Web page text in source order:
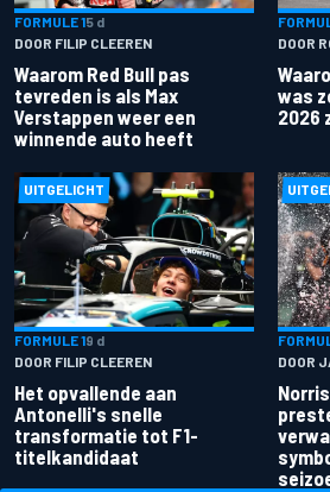
FORMULE 15 d
DOOR FILIP CLEEREN
Waarom Red Bull pas
tevreden is als Max
Verstappen weer een
winnende auto heeft
DOOR
was
2026
UITGELICHT
FORMULE 19 d
DOOR FILIP CLEEREN
Het opvallende aan
Antonelli's snelle
transformatie tot F1-
titelkandidaat
DOOR